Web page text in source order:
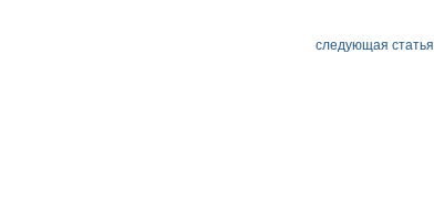
следующая статья